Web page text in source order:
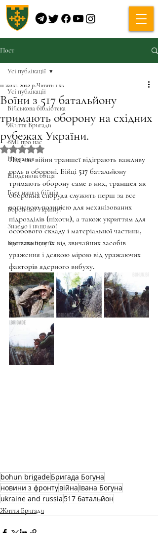
Пост
Усі публікації
Військова бібліотека
Життя Бригади
ЗМІ про нас
Навчання
Щоденник бійця
Блог наших бійців
Боронимо Україну!
Знаємо і нищимо!
Братство Богуна
Усі публікації
Воїни з 517 батальйону
тримають оборону на східних
рубежах України.
11 жовт. 2022 р.Читати 1 хв
Оцінка: NaN з 5 зірок.
Під час війни траншеї відіграють важливу
роль в обороні. Бійці 517 батальйону
тримають оборону саме в них, траншея як
оборонна споруда служить перш за все
вогневою позицією для механізованих
підрозділів (піхоти), а також укриттям для
особового складу і матеріальної частини,
що захищає їх від звичайних засобів
ураження і деякою мірою від уражаючих
факторів ядерного вибуху.
bohun brigadeБригада Богуна
новини з фронтувійна Івана Богуна
ukraine and russia 517 батальйон
Життя Бригади